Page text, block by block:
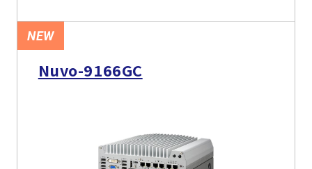
NEW
Nuvo-9166GC